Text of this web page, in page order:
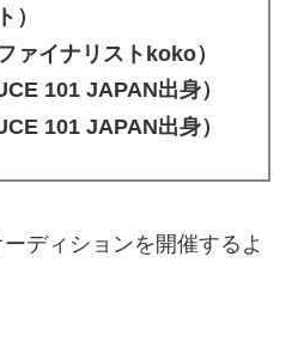
）
ァイナリストkoko）
101 JAPAN出身）
101 JAPAN出身）
ディションを開催するよ